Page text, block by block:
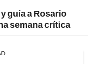
guía a Rosario
semana crítica